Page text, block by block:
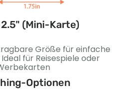
2.5" (Mini-Karte)
Größe für einfache
für Reisespiele oder
Optionen